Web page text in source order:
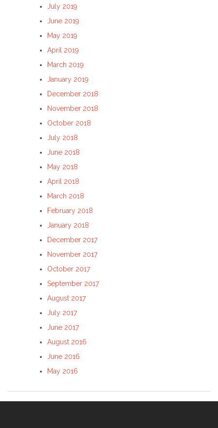
July 2019
June 2019
May 2019
April 2019
March 2019
January 2019
December 2018
November 2018
October 2018
July 2018
June 2018
May 2018
April 2018
March 2018
February 2018
January 2018
December 2017
November 2017
October 2017
September 2017
August 2017
July 2017
June 2017
August 2016
June 2016
May 2016